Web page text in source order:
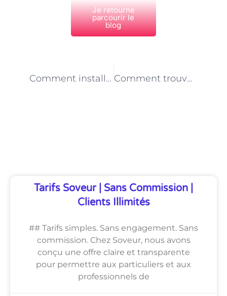
Je retourne
parcourir le
blog
Comment installer un chauffage au sol avec du carrelage à Paris ? Comment trouver un emploi de couvreur à Paris ?
Tarifs Soveur | Sans Commission |
Clients Illimités
## Tarifs simples. Sans engagement. Sans
commission. Chez Soveur, nous avons
conçu une offre claire et transparente
pour permettre aux particuliers et aux
professionnels de